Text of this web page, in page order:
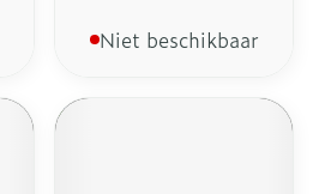
Niet beschikbaar